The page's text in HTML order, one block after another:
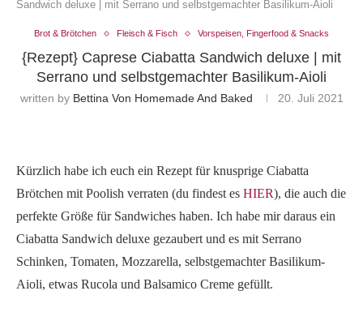
Sandwich deluxe | mit Serrano und selbstgemachter Basilikum-Aioli
Brot & Brötchen Fleisch & Fisch Vorspeisen, Fingerfood & Snacks
{Rezept} Caprese Ciabatta Sandwich deluxe | mit
Serrano und selbstgemachter Basilikum-Aioli
written by Bettina Von Homemade And Baked 20. Juli 2021
Kürzlich habe ich euch ein Rezept für knusprige Ciabatta
Brötchen mit Poolish verraten (du findest es HIER), die auch die
perfekte Größe für Sandwiches haben. Ich habe mir daraus ein
Ciabatta Sandwich deluxe gezaubert und es mit Serrano
Schinken, Tomaten, Mozzarella, selbstgemachter Basilikum-
Aioli, etwas Rucola und Balsamico Creme gefüllt.